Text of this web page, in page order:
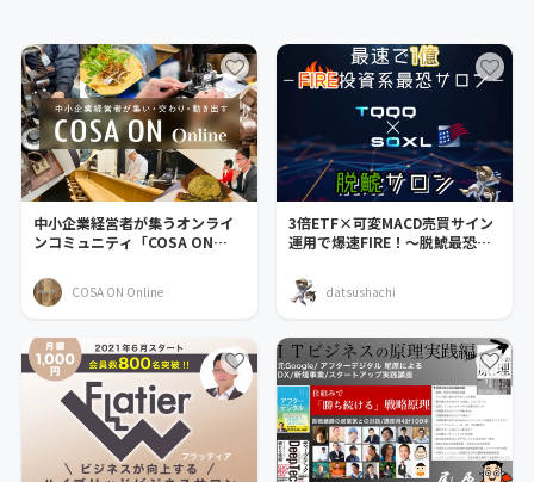
中小企業経営者が集うオンライ
ンコミュニティ「COSA ON
COSA ON Online
3倍ETF×可変MACD売買サイン
運用で爆速FIRE！～脱鯱最恐サ
datsushachi